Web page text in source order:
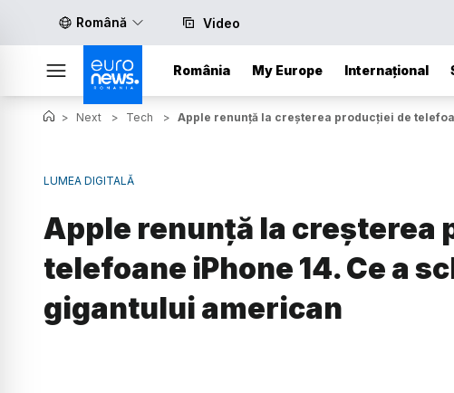
Română Video
România My Europe Internațional
> Next > Tech > Apple renunță la creșterea producției de
LUMEA DIGITALĂ
Apple renunță la creșterea
telefoane iPhone 14. Ce a
gigantului american